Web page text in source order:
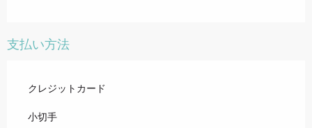
支払い方法
クレジットカード
小切手